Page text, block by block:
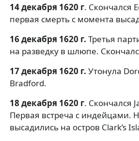
14 декабря 1620 г. Скончался
первая смерть с момента
16 декабря 1620 г. Третья
на разведку в шлюпе.
17 декабря 1620 г. Утонула
Bradford.
18 декабря 1620 г. Скончался
Первая встреча с индейцами.
высадились на остров Clark’s